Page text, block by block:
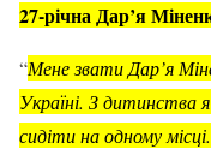
27-річна Дар’я
“Мене звати Дар’я
Україні. З дитинства
сидіти на одному